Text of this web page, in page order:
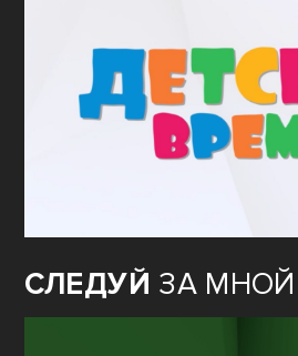
СЛЕДУЙ ЗА МНОЙ